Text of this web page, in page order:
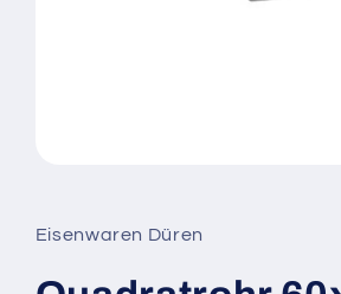
Modal
öffnen
Eisenwaren Düren